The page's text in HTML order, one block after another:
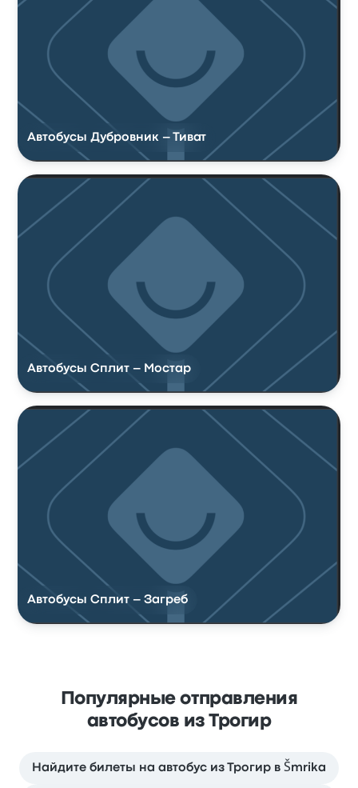
Автобусы Дубровник – Тиват
Автобусы Сплит – Мостар
Автобусы Сплит – Загреб
Популярные отправления
автобусов из Трогир
Найдите билеты на автобус из Трогир в Šmrika